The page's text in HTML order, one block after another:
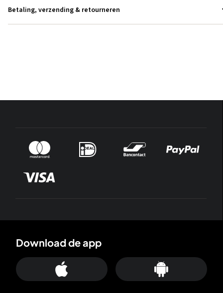
Betaling, verzending & retourneren
Download de app